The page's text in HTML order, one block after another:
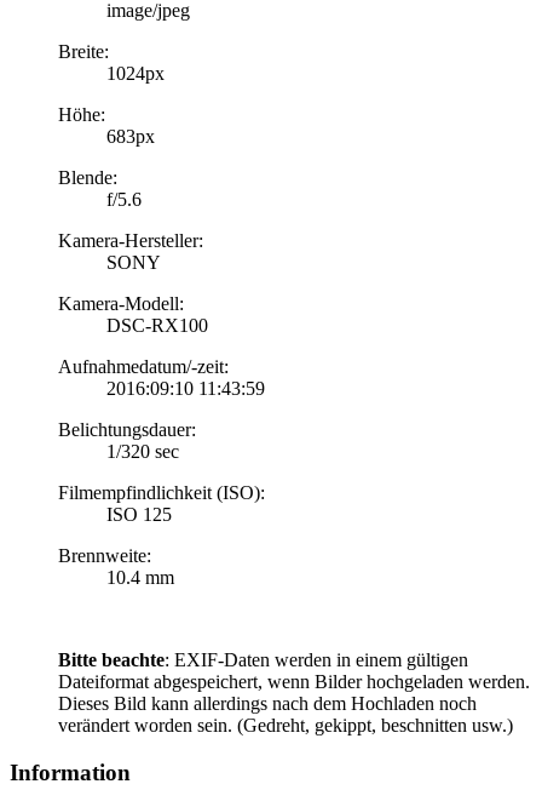
image/jpeg
Breite:
1024px
Höhe:
683px
Blende:
f/5.6
Kamera-Hersteller:
SONY
Kamera-Modell:
DSC-RX100
Aufnahmedatum/-zeit:
2016:09:10 11:43:59
Belichtungsdauer:
1/320 sec
Filmempfindlichkeit (ISO):
ISO 125
Brennweite:
10.4 mm
Bitte beachte: EXIF-Daten werden in einem gültigen
Dateiformat abgespeichert, wenn Bilder hochgeladen werden.
Dieses Bild kann allerdings nach dem Hochladen noch
verändert worden sein. (Gedreht, gekippt, beschnitten usw.)
Information